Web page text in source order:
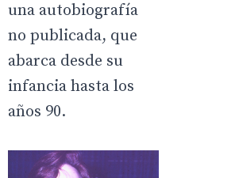
una autobiografía
no publicada, que
abarca desde su
infancia hasta los
años 90.